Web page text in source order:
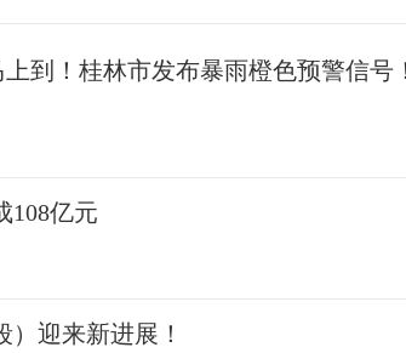
到！桂林市发布暴雨橙色预警信号！
108亿元
迎来新进展！